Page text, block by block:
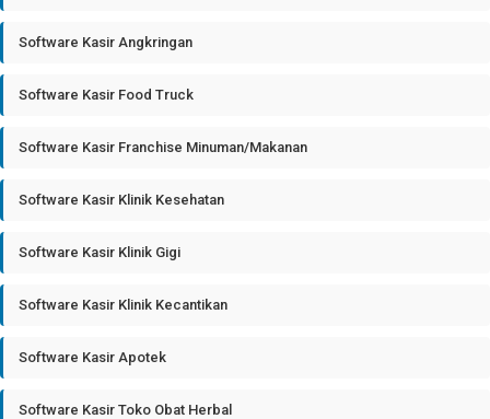
Software Kasir Angkringan
Software Kasir Food Truck
Software Kasir Franchise Minuman/Makanan
Software Kasir Klinik Kesehatan
Software Kasir Klinik Gigi
Software Kasir Klinik Kecantikan
Software Kasir Apotek
Software Kasir Toko Obat Herbal